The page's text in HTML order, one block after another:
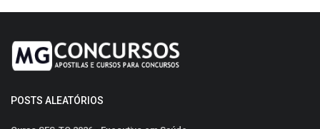
POSTS ALEATÓRIOS